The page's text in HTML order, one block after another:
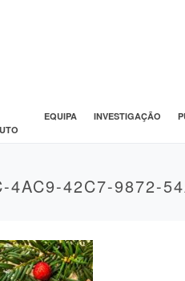
EQUIPA INVESTIGAÇÃO
4AC9-42C7-9872-